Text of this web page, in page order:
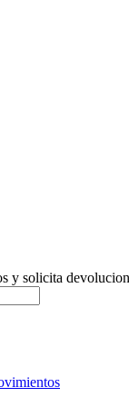
y solicita